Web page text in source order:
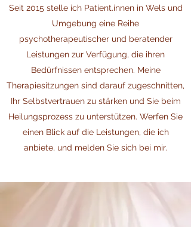
Seit 2015 stelle ich Patient.innen in Wels und
Umgebung eine Reihe
psychotherapeutischer und beratender
Leistungen zur Verfügung, die ihren
Bedürfnissen entsprechen. Meine
Therapiesitzungen sind darauf zugeschnitten,
Ihr Selbstvertrauen zu stärken und Sie beim
Heilungsprozess zu unterstützen. Werfen Sie
einen Blick auf die Leistungen, die ich
anbiete, und melden Sie sich bei mir.